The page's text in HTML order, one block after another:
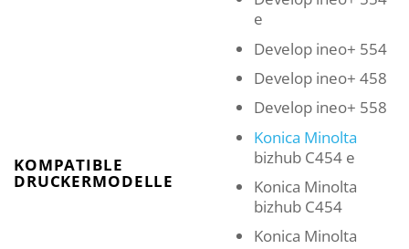
KOMPATIBLE
DRUCKERMODELLE
e
Develop ineo+ 554
Develop ineo+ 458
Develop ineo+ 558
Konica Minolta
bizhub C454 e
Konica Minolta
bizhub C454
Konica Minolta